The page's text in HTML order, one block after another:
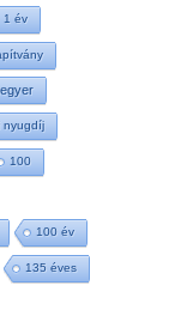
1 év
nyugdíj
100
100 év
135 éves